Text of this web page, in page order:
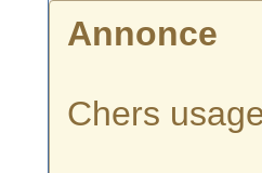
Annonce
Chers